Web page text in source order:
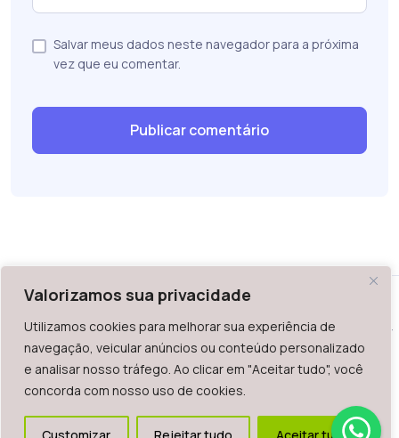
Valorizamos sua privacidade
Utilizamos cookies para melhorar sua experiência de
navegação, veicular anúncios ou conteúdo personalizado
e analisar nosso tráfego. Ao clicar em "Aceitar tudo", você
concorda com nosso uso de cookies.
Salvar meus dados neste navegador para a próxima
vez que eu comentar.
WAZ - Av. do Contorno 2939, lojas 1 a 7, Belo Horizonte, MG -
Brasil. CEP: 30.110-013
Telefone: +55 (31) 2126-6666 | CNPJ: 06.036.939/0001-92
2023.
Todos os direitos reservados. É vetada a reprodução, total